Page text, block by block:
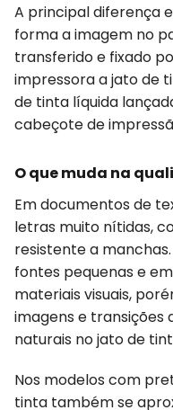
A principal diferença
forma a imagem no
transferido e fixado
impressora a jato de
de tinta líquida
cabeçote de
O que muda na
Em documentos de
letras muito nítidas,
resistente a
fontes pequenas e
materiais visuais,
imagens e transições
naturais no jato de
Nos modelos com
tinta também se